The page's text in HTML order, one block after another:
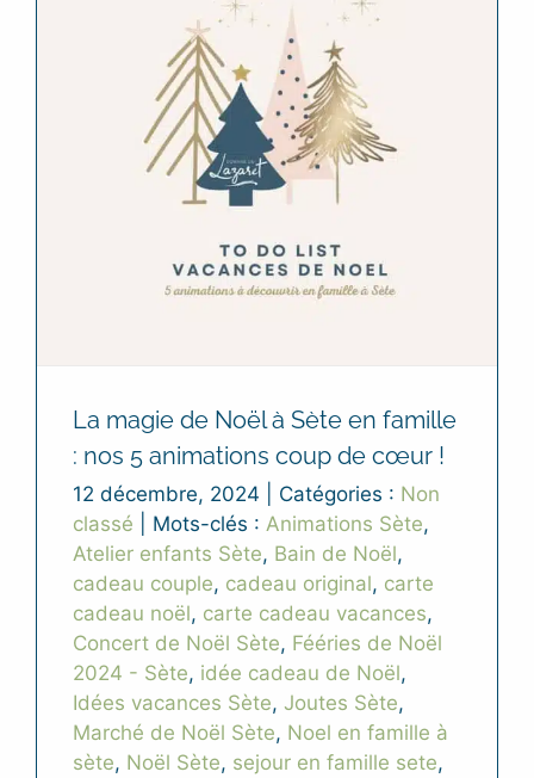
La magie de Noël à Sète en famille
: nos 5 animations coup de cœur !
12 décembre, 2024 Catégories : Non
classé
Mots-clés : Animations Sète,
Atelier enfants Sète, Bain de Noël,
cadeau couple, cadeau original, carte
cadeau noël, carte cadeau vacances,
Concert de Noël Sète, Fééries de Noël
2024 - Sète, idée cadeau de Noël,
Idées vacances Sète, Joutes Sète,
Marché de Noël Sète, Noel en famille à
sète, Noël Sète, sejour en famille sete,